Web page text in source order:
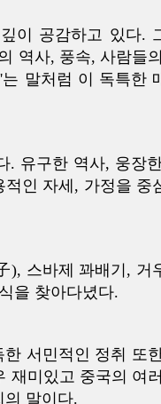
이 공감하고 있다.
역사, 풍속, 사람들
말처럼 이 독특한
. 유구한 역사, 웅장
인 자세, 가정을 중
), 스바제 꽈배기, 거
을 찾아다녔다.
서민적인 정취 또
재미있고 중국의 여
의 말이다.